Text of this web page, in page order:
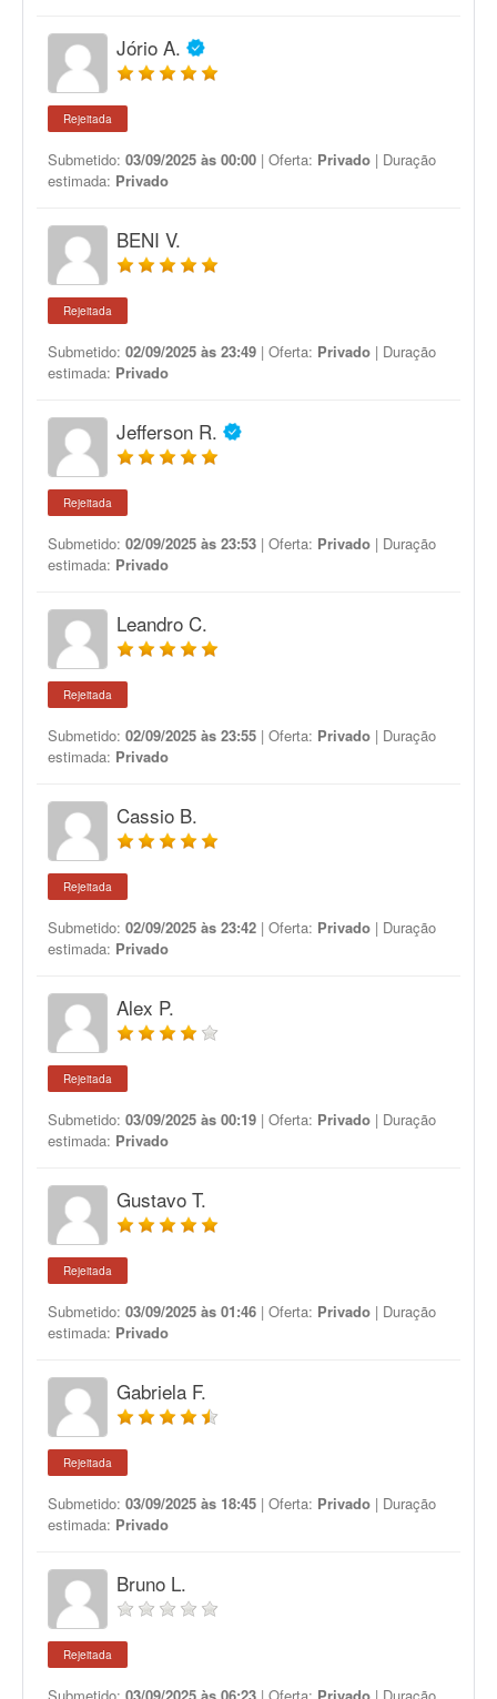
Jório A.
Rejeitada
Submetido: 03/09/2025 às 00:00 | Oferta: Privado | Duração
estimada: Privado
BENI V.
Rejeitada
Submetido: 02/09/2025 às 23:49 | Oferta: Privado | Duração
estimada: Privado
Jefferson R.
Rejeitada
Submetido: 02/09/2025 às 23:53 | Oferta: Privado | Duração
estimada: Privado
Leandro C.
Rejeitada
Submetido: 02/09/2025 às 23:55 | Oferta: Privado | Duração
estimada: Privado
Cassio B.
Rejeitada
Submetido: 02/09/2025 às 23:42 | Oferta: Privado | Duração
estimada: Privado
Alex P.
Rejeitada
Submetido: 03/09/2025 às 00:19 | Oferta: Privado | Duração
estimada: Privado
Gustavo T.
Rejeitada
Submetido: 03/09/2025 às 01:46 | Oferta: Privado | Duração
estimada: Privado
Gabriela F.
Rejeitada
Submetido: 03/09/2025 às 18:45 | Oferta: Privado | Duração
estimada: Privado
Bruno L.
Rejeitada